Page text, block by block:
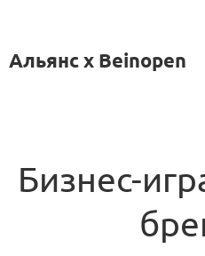
Альянс x Beinopen
Бизнес-